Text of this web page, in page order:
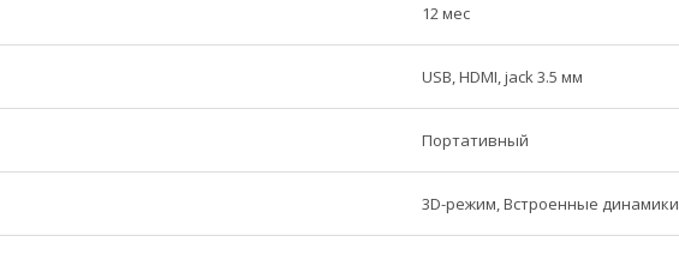
12 мес
USB, HDMI, jack 3.5 мм
Портативный
3D-режим, Встроенные динамики